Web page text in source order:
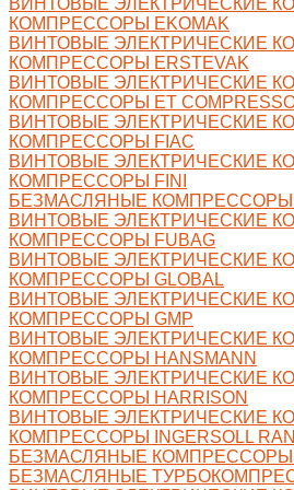
КОМПРЕССОРЫ EKOMAK
ВИНТОВЫЕ ЭЛЕКТРИЧЕСКИЕ
КОМПРЕССОРЫ ERSTEVAK
ВИНТОВЫЕ ЭЛЕКТРИЧЕСКИЕ
КОМПРЕССОРЫ ET
ВИНТОВЫЕ ЭЛЕКТРИЧЕСКИЕ
КОМПРЕССОРЫ FIAC
ВИНТОВЫЕ ЭЛЕКТРИЧЕСКИЕ
КОМПРЕССОРЫ FINI
БЕЗМАСЛЯНЫЕ КОМПРЕССОРЫ
ВИНТОВЫЕ ЭЛЕКТРИЧЕСКИЕ
КОМПРЕССОРЫ FUBAG
ВИНТОВЫЕ ЭЛЕКТРИЧЕСКИЕ
КОМПРЕССОРЫ GLOBAL
ВИНТОВЫЕ ЭЛЕКТРИЧЕСКИЕ
КОМПРЕССОРЫ GMP
ВИНТОВЫЕ ЭЛЕКТРИЧЕСКИЕ
КОМПРЕССОРЫ HANSMANN
ВИНТОВЫЕ ЭЛЕКТРИЧЕСКИЕ
КОМПРЕССОРЫ HARRISON
ВИНТОВЫЕ ЭЛЕКТРИЧЕСКИЕ
КОМПРЕССОРЫ INGERSOLL
БЕЗМАСЛЯНЫЕ КОМПРЕССОРЫ
БЕЗМАСЛЯНЫЕ